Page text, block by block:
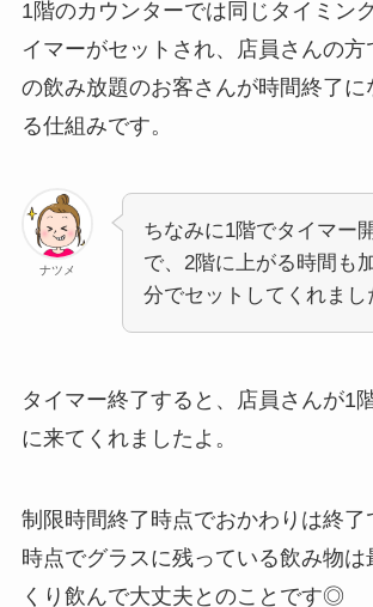
1階のカウンターでは同じタイミン
イマーがセットされ、店員さんの
の飲み放題のお客さんが時間終了に
る仕組みです。
ナツメ
ちなみに1階でタイマー
で、2階に上がる時間も
分でセットしてくれまし
タイマー終了すると、店員さんが1
に来てくれましたよ。
制限時間終了時点でおかわりは終了
時点でグラスに残っている飲み物は
くり飲んで大丈夫とのことです◎